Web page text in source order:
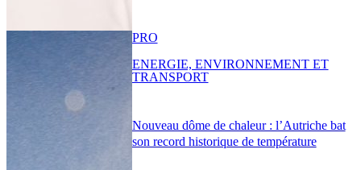
Nouveau dôme de chaleur : l’Autriche bat
son record historique de température
PRO
ENERGIE, ENVIRONNEMENT ET
TRANSPORT